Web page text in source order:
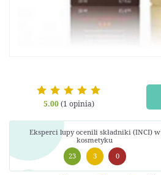
5.00(1 opinia)
Eksperci lupy ocenili składniki (INCI) w
kosmetyku
23
3 0